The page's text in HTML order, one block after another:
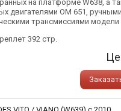
на платформе W638, а
двигателями ОМ 651,
трансмиссиями модели
392 стр.